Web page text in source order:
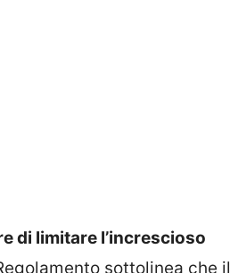
di limitare l’increscioso
sottolinea che il